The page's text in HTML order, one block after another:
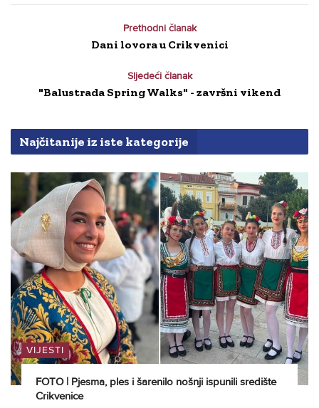
Prethodni članak
Dani lovora u Crikvenici
Sljedeći članak
"Balustrada Spring Walks" - završni vikend
Najčitanije iz iste kategorije
VIJESTI
FOTO | Pjesma, ples i šarenilo nošnji ispunili središte
Crikvenice